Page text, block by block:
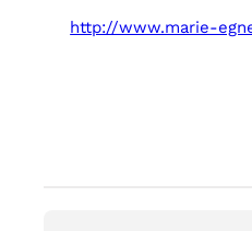
http://www.marie-